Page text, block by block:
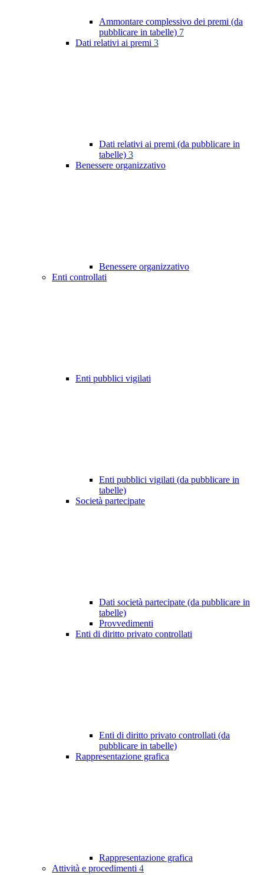
Ammontare complessivo dei premi (da
pubblicare in tabelle) 7
Dati relativi ai premi 3
Dati relativi ai premi (da pubblicare in
tabelle) 3
Benessere organizzativo
Benessere organizzativo
Enti controllati
Enti pubblici vigilati
Enti pubblici vigilati (da pubblicare in
tabelle)
Società partecipate
Dati società partecipate (da pubblicare in
tabelle)
Provvedimenti
Enti di diritto privato controllati
Enti di diritto privato controllati (da
pubblicare in tabelle)
Rappresentazione grafica
Rappresentazione grafica
Attività e procedimenti 4